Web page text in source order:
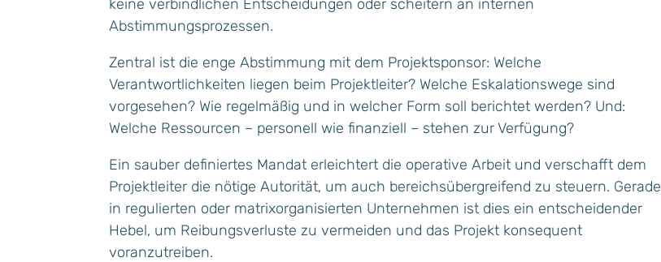
keine verbindlichen Entscheidungen oder scheitern an internen
Abstimmungsprozessen.
Zentral ist die enge Abstimmung mit dem Projektsponsor: Welche
Verantwortlichkeiten liegen beim Projektleiter? Welche Eskalationswege sind
vorgesehen? Wie regelmäßig und in welcher Form soll berichtet werden? Und:
Welche Ressourcen – personell wie finanziell – stehen zur Verfügung?
Ein sauber definiertes Mandat erleichtert die operative Arbeit und verschafft dem
Projektleiter die nötige Autorität, um auch bereichsübergreifend zu steuern. Gerade
in regulierten oder matrixorganisierten Unternehmen ist dies ein entscheidender
Hebel, um Reibungsverluste zu vermeiden und das Projekt konsequent
voranzutreiben.